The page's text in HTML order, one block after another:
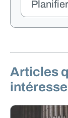
Articles